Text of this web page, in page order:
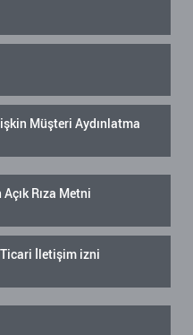
Müşteri Aydınlatma
Rıza Metni
İletişim izni